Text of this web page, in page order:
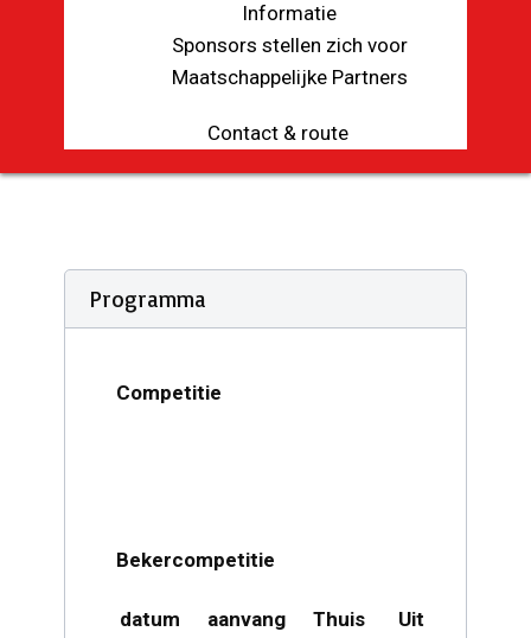
Informatie
Sponsors stellen zich voor
Maatschappelijke Partners
Contact & route
Programma
Competitie
Bekercompetitie
datum aanvang Thuis Uit